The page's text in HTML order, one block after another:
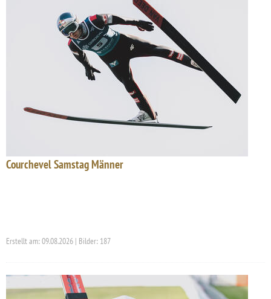
Courchevel Samstag Männer
Erstellt am: 09.08.2026 | Bilder: 187